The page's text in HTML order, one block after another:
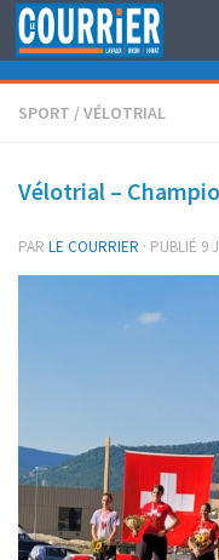
Au dessous du contenu
SPORT /VÉLOTRIAL
Vélotrial –
PAR LE COURRIER · PUBLIÉ 9